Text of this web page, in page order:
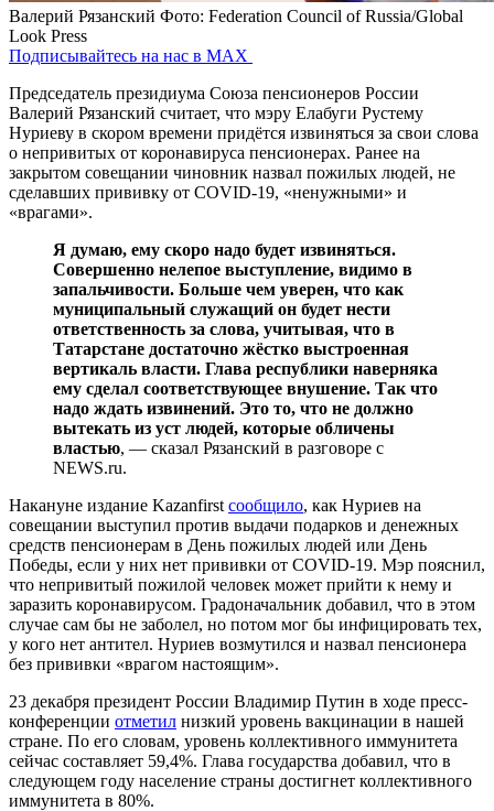
Валерий Рязанский Фото: Federation Council of Russia/Global
Look Press
Подписывайтесь на нас в MAX
Председатель президиума Союза пенсионеров России
Валерий Рязанский считает, что мэру Елабуги Рустему
Нуриеву в скором времени придётся извиняться за свои слова
о непривитых от коронавируса пенсионерах. Ранее на
закрытом совещании чиновник назвал пожилых людей, не
сделавших прививку от COVID-19, «ненужными» и
«врагами».
Я думаю, ему скоро надо будет извиняться.
Совершенно нелепое выступление, видимо в
запальчивости. Больше чем уверен, что как
муниципальный служащий он будет нести
ответственность за слова, учитывая, что в
Татарстане достаточно жёстко выстроенная
вертикаль власти. Глава республики наверняка
ему сделал соответствующее внушение. Так что
надо ждать извинений. Это то, что не должно
вытекать из уст людей, которые обличены
властью, — сказал Рязанский в разговоре с
NEWS.ru.
Накануне издание Kazanfirst сообщило, как Нуриев на
совещании выступил против выдачи подарков и денежных
средств пенсионерам в День пожилых людей или День
Победы, если у них нет прививки от СOVID-19. Мэр пояснил,
что непривитый пожилой человек может прийти к нему и
заразить коронавирусом. Градоначальник добавил, что в этом
случае сам бы не заболел, но потом мог бы инфицировать тех,
у кого нет антител. Нуриев возмутился и назвал пенсионера
без прививки «врагом настоящим».
23 декабря президент России Владимир Путин в ходе пресс-
конференции отметил низкий уровень вакцинации в нашей
стране. По его словам, уровень коллективного иммунитета
сейчас составляет 59,4%. Глава государства добавил, что в
следующем году население страны достигнет коллективного
иммунитета в 80%.